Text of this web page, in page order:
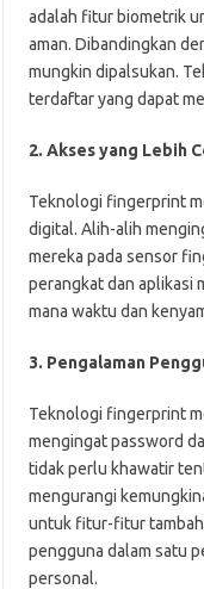
adalah fitur biometrik
aman. Dibandingkan
mungkin dipalsukan.
terdaftar yang dapat
2. Akses yang Lebih
Teknologi fingerprint
digital. Alih-alih
mereka pada sensor
perangkat dan aplikasi
mana waktu dan
3. Pengalaman
Teknologi fingerprint
mengingat password
tidak perlu khawatir
mengurangi
untuk fitur-fitur
pengguna dalam satu
personal.